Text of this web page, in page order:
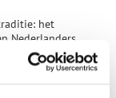
het
Nederlanders
popsongs
bezoekers
regen.